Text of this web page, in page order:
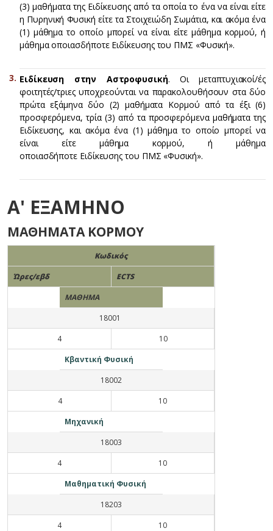
(3) μαθήματα της Ειδίκευσης από τα οποία το ένα να είναι είτε
η Πυρηνική Φυσική είτε τα Στοιχειώδη Σωμάτια, και ακόμα ένα
(1) μάθημα το οποίο μπορεί να είναι είτε μάθημα κορμού, ή
μάθημα οποιασδήποτε Ειδίκευσης του ΠΜΣ «Φυσική».
Ειδίκευση στην Αστροφυσική. Οι μεταπτυχιακοί/ές
φοιτητές/τριες υποχρεούνται να παρακολουθήσουν στα δύο
πρώτα εξάμηνα δύο (2) μαθήματα Κορμού από τα έξι (6)
προσφερόμενα, τρία (3) από τα προσφερόμενα μαθήματα της
Ειδίκευσης, και ακόμα ένα (1) μάθημα το οποίο μπορεί να
είναι είτε μάθημα κορμού, ή μάθημα
οποιασδήποτε Ειδίκευσης του ΠΜΣ «Φυσική».
Α' ΕΞΑΜΗΝΟ
ΜΑΘΗΜΑΤΑ ΚΟΡΜΟΥ
Κωδικός
Ώρες/εβδ
ECTS
ΜΑΘΗΜΑ
18001
4
10
Κβαντική Φυσική
18002
4
10
Μηχανική
18003
4
10
Μαθηματική Φυσική
18203
4
10